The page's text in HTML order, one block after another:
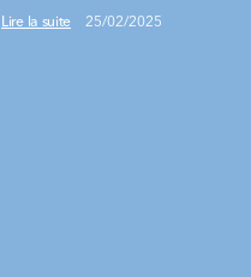
Lire la suite 25/02/2025